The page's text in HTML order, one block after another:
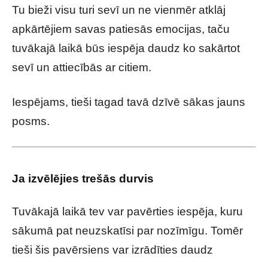
Tu bieži visu turi sevī un ne vienmēr atklāj
apkārtējiem savas patiesās emocijas, taču
tuvākajā laikā būs iespēja daudz ko sakārtot
sevī un attiecībās ar citiem.
Iespējams, tieši tagad tavā dzīvē sākas jauns
posms.
Ja izvēlējies trešās durvis
Tuvākajā laikā tev var pavērties iespēja, kuru
sākumā pat neuzskatīsi par nozīmīgu. Tomēr
tieši šis pavērsiens var izrādīties daudz